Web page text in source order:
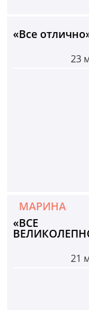
«Все
23
МАРИНА
«ВСЕ
21